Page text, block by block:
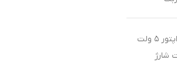
جهت شارژ محصولات شارژی از آداپتور ۵ ولت
شارژ